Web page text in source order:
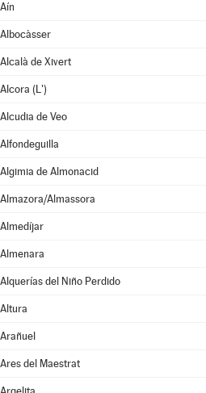
Aín
Albocàsser
Alcalà de Xivert
Alcora (L')
Alcudia de Veo
Alfondeguilla
Algimia de Almonacid
Almazora/Almassora
Almedíjar
Almenara
Alquerías del Niño Perdido
Altura
Arañuel
Ares del Maestrat